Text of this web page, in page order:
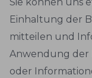
Einhaltung der
mitteilen und
Anwendung der
oder